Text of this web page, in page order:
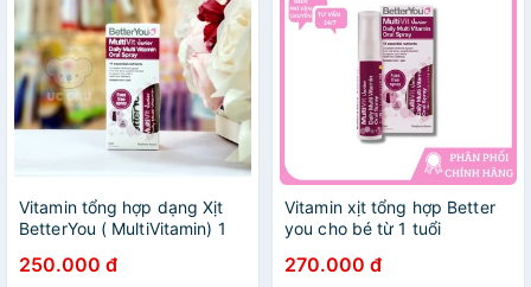
Vitamin tổng hợp dạng Xịt
BetterYou ( MultiVitamin) 1
250.000 đ
Vitamin xịt tổng hợp Better
you cho bé từ 1 tuổi
270.000 đ